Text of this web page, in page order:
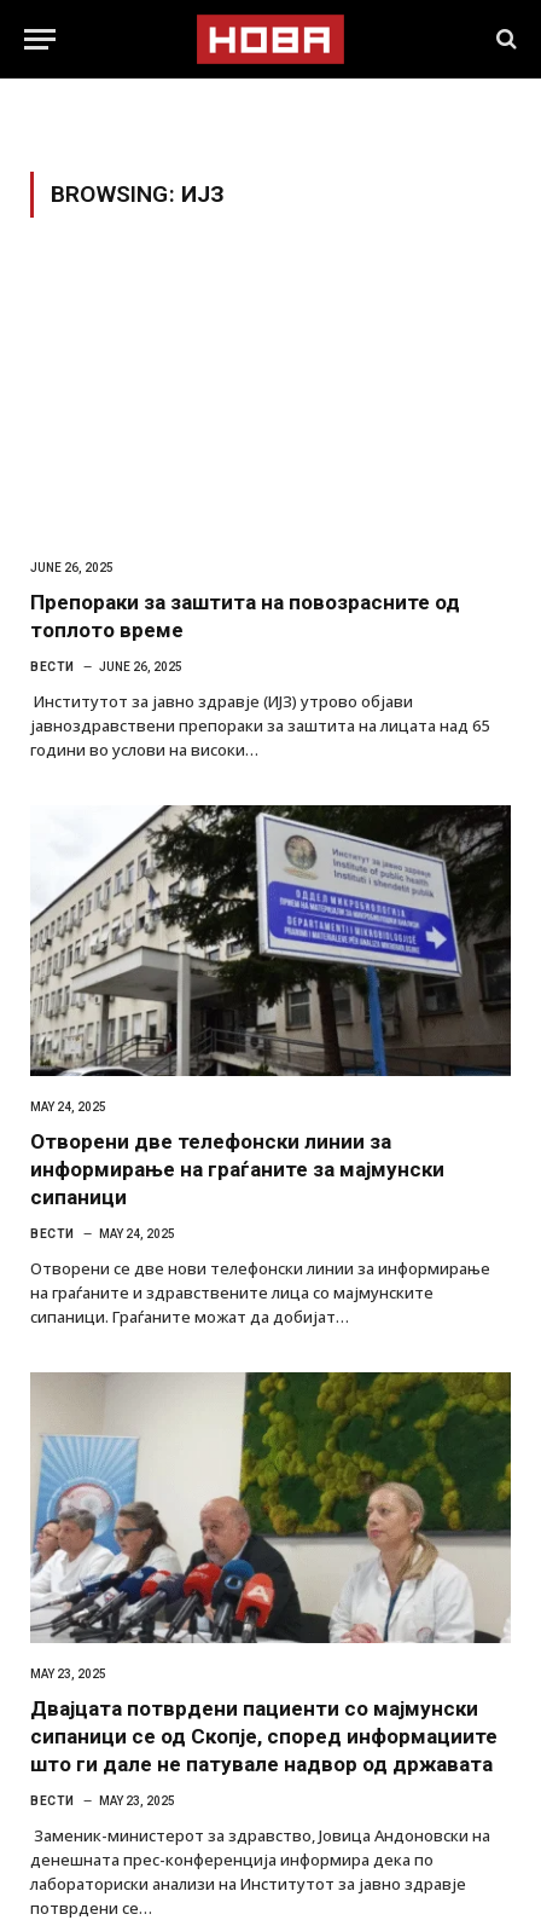
BROWSING: ИЈЗ
JUNE 26, 2025
Препораки за заштита на повозрасните од
топлото време
ВЕСТИ JUNE 26, 2025
Институтот за јавно здравје (ИЈЗ) утрово објави
јавноздравствени препораки за заштита на лицата над 65
години во услови на високи…
MAY 24, 2025
Отворени две телефонски линии за
информирање на граѓаните за мајмунски
сипаници
ВЕСТИ MAY 24, 2025
Отворени се две нови телефонски линии за информирање
на граѓаните и здравствените лица со мајмунските
сипаници. Граѓаните можат да добијат…
MAY 23, 2025
Двајцата потврдени пациенти со мајмунски
сипаници се од Скопје, според информациите
што ги дале не патувале надвор од државата
ВЕСТИ MAY 23, 2025
Заменик-министерот за здравство, Јовица Андоновски на
денешната прес-конференција информира дека по
лабораториски анализи на Институтот за јавно здравје
потврдени се…